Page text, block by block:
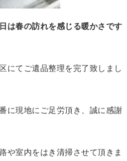
は春の訪れを感じる暖かさです
にてご遺品整理を完了致しまし
に現地にご足労頂き、誠に感謝
や室内をはき清掃させて頂きま